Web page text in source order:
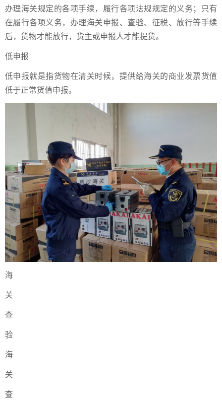
办理海关规定的各项手续，履行各项法规规定的义务；只有
在履行各项义务，办理海关申报、查验、征税、放行等手续
后，货物才能放行，货主或申报人才能提货。
低申报
低申报就是指货物在清关时候，提供给海关的商业发票货值
低于正常货值申报。
海
关
查
验
海
关
查